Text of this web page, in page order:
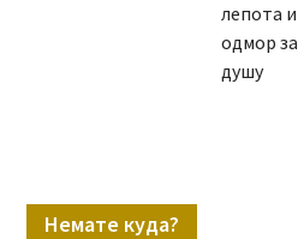
лепота и
одмор за
душу
Немате куда?